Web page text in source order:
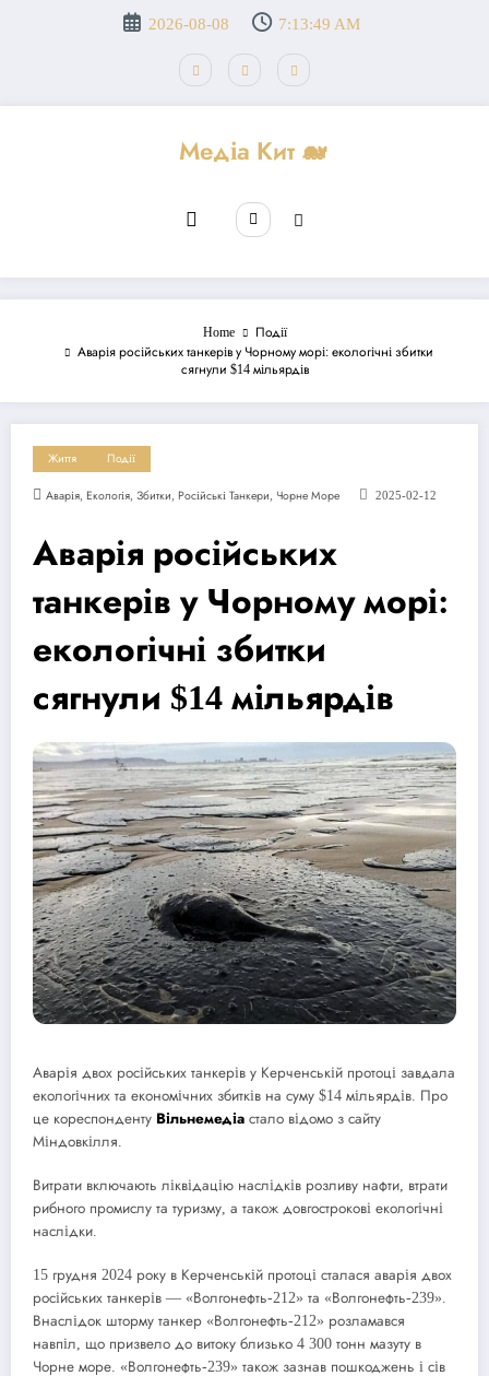
2026-08-08 7:13:50 AM
Медіа Кит 🐋
Home
Події
Аварія російських танкерів у Чорному морі: екологічні збитки
сягнули $14 мільярдів
Життя Події
Аварія, Екологія, Збитки, Російські Танкери, Чорне Море 2025-02-12
Аварія російських
танкерів у Чорному морі:
екологічні збитки
сягнули $14 мільярдів
Аварія двох російських танкерів у Керченській протоці завдала
екологічних та економічних збитків на суму $14 мільярдів. Про
це кореспонденту Вільнемедіа стало відомо з сайту
Міндовкілля.
Витрати включають ліквідацію наслідків розливу нафти, втрати
рибного промислу та туризму, а також довгострокові екологічні
наслідки.
15 грудня 2024 року в Керченській протоці сталася аварія двох
російських танкерів — «Волгонефть-212» та «Волгонефть-239».
Внаслідок шторму танкер «Волгонефть-212» розламався
навпіл, що призвело до витоку близько 4 300 тонн мазуту в
Чорне море. «Волгонефть-239» також зазнав пошкоджень і сів